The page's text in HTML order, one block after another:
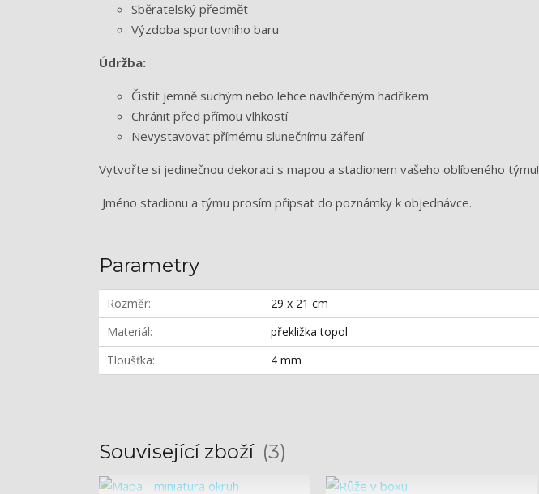
Sběratelský předmět
Výzdoba sportovního baru
Údržba:
Čistit jemně suchým nebo lehce navlhčeným hadříkem
Chránit před přímou vlhkostí
Nevystavovat přímému slunečnímu záření
Vytvořte si jedinečnou dekoraci s mapou a stadionem vašeho oblíbeného týmu!
Jméno stadionu a týmu prosím připsat do poznámky k objednávce.
Parametry
Rozměr
29 x 21 cm
Materiál
překližka topol
Tloušťka
4 mm
Související zboží 3